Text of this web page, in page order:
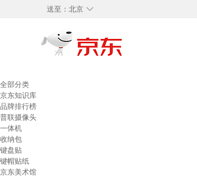
◇
送至： 北京
全部分类
京东知识库
品牌排行榜
普联摄像头
一体机
收纳包
键盘贴
键帽贴纸
京东美术馆